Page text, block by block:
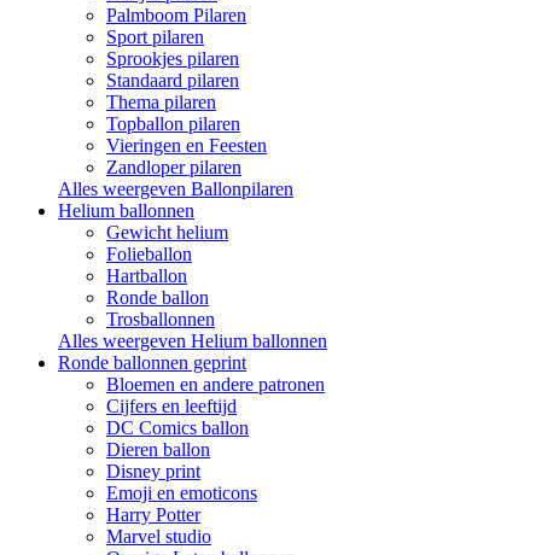
Palmboom Pilaren
Sport pilaren
Sprookjes pilaren
Standaard pilaren
Thema pilaren
Topballon pilaren
Vieringen en Feesten
Zandloper pilaren
Alles weergeven Ballonpilaren
Helium ballonnen
Gewicht helium
Folieballon
Hartballon
Ronde ballon
Trosballonnen
Alles weergeven Helium ballonnen
Ronde ballonnen geprint
Bloemen en andere patronen
Cijfers en leeftijd
DC Comics ballon
Dieren ballon
Disney print
Emoji en emoticons
Harry Potter
Marvel studio